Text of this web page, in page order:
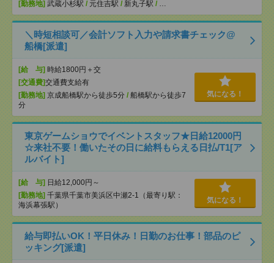
[勤務地] 武蔵小杉駅 / 元住吉駅 / 新丸子駅 / …
＼時短相談可／会計ソフト入力や請求書チェック@
船橋[派遣]
[給 与] 時給1800円＋交
[交通費]交通費支給有
[勤務地] 京成船橋駅から徒歩5分 / 船橋駅から徒歩7
分
気になる！
東京ゲームショウでイベントスタッフ★日給12000円
☆来社不要！働いたその日に給料もらえる日払/T1[ア
ルバイト]
[給 与] 日給12,000円～
[勤務地] 千葉県千葉市美浜区中瀬2-1（最寄り駅：
海浜幕張駅）
気になる！
給与即払いOK！平日休み！日勤のお仕事！部品のピ
ッキング[派遣]